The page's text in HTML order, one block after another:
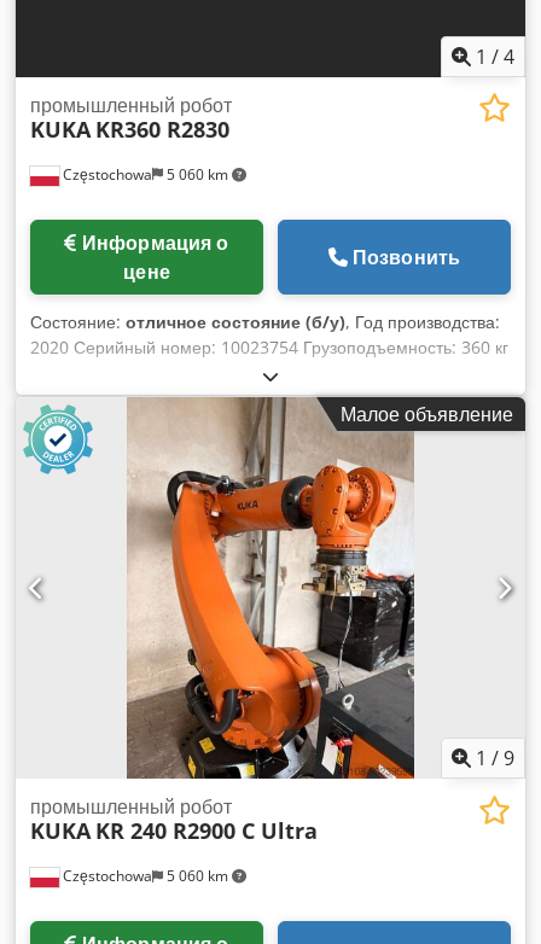
1 /4
Częstochowa 5 060 km
промышленный робот
KUKA KR360 R2830
цене
Позвонить
Состояние: отличное состояние (б/у), Год производства:
2020 Серийный номер: 10023754 Грузоподъемность: 360 кг
Вылет: 2830 мм Управление: KRC4 Chsdpfsu Efwksx Ahhea
Малое объявление
1 /9
Częstochowa 5 060 km
промышленный робот
KUKA KR 240 R2900 C Ultra